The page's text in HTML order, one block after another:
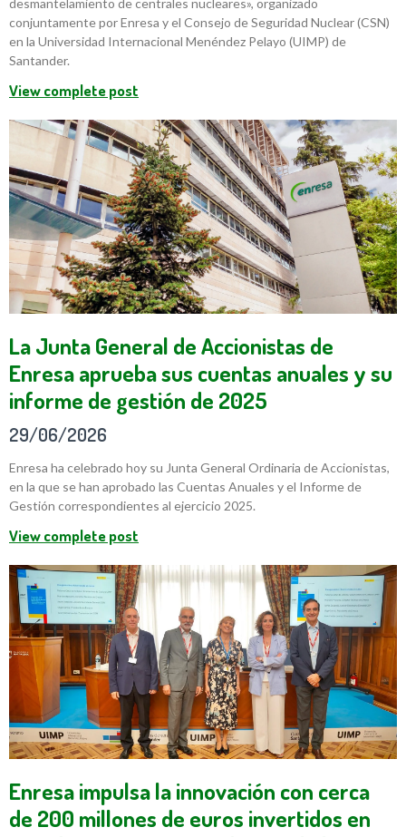
desmantelamiento de centrales nucleares», organizado
conjuntamente por Enresa y el Consejo de Seguridad Nuclear (CSN)
en la Universidad Internacional Menéndez Pelayo (UIMP) de
Santander.
View complete post
La Junta General de Accionistas de
Enresa aprueba sus cuentas anuales y su
informe de gestión de 2025
29/06/2026
Enresa ha celebrado hoy su Junta General Ordinaria de Accionistas,
en la que se han aprobado las Cuentas Anuales y el Informe de
Gestión correspondientes al ejercicio 2025.
View complete post
Enresa impulsa la innovación con cerca
de 200 millones de euros invertidos en